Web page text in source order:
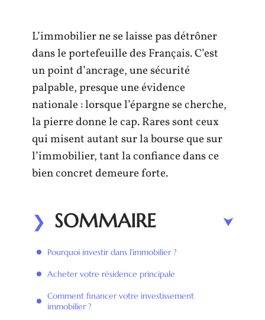
L’immobilier ne se laisse pas détrôner
dans le portefeuille des Français. C’est
un point d’ancrage, une sécurité
palpable, presque une évidence
nationale : lorsque l’épargne se cherche,
la pierre donne le cap. Rares sont ceux
qui misent autant sur la bourse que sur
l’immobilier, tant la confiance dans ce
bien concret demeure forte.
SOMMAIRE
Pourquoi investir dans l’immobilier ?
Acheter votre résidence principale
Comment financer votre investissement
immobilier ?